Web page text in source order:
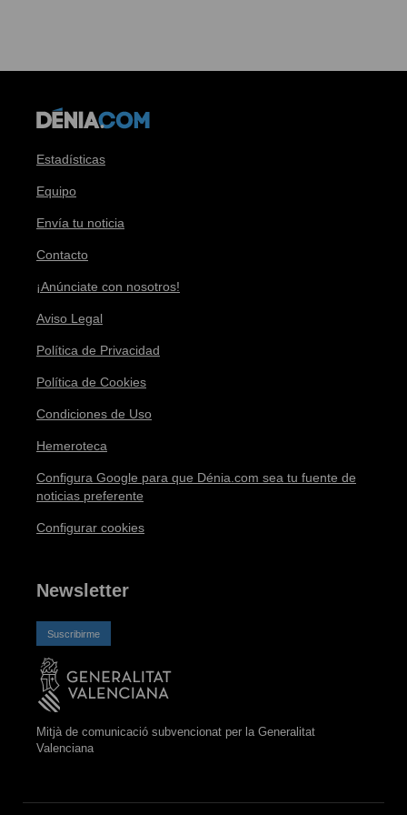
Estadísticas
Equipo
Envía tu noticia
Contacto
¡Anúnciate con nosotros!
Aviso Legal
Política de Privacidad
Política de Cookies
Condiciones de Uso
Hemeroteca
Configura Google para que Dénia.com sea tu fuente de
noticias preferente
Configurar cookies
Newsletter
Suscribirme
Mitjà de comunicació subvencionat per la Generalitat
Valenciana